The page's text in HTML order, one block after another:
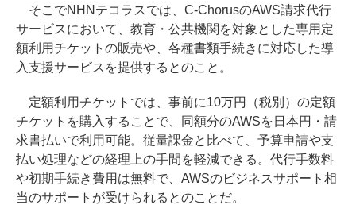
そこでNHNテコラスでは、C-ChorusのAWS請求代行
サービスにおいて、教育・公共機関を対象とした専用定
額利用チケットの販売や、各種書類手続きに対応した導
入支援サービスを提供するとのこと。
定額利用チケットでは、事前に10万円（税別）の定額
チケットを購入することで、同額分のAWSを日本円・請
求書払いで利用可能。従量課金と比べて、予算申請や支
払い処理などの経理上の手間を軽減できる。代行手数料
や初期手続き費用は無料で、AWSのビジネスサポート相
当のサポートが受けられるとのことだ。